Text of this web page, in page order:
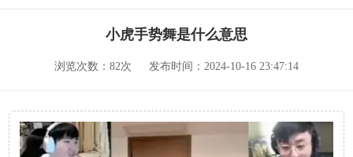
小虎手势舞是什么意思
浏览次数：82次 发布时间：2024-10-16 23:47:14